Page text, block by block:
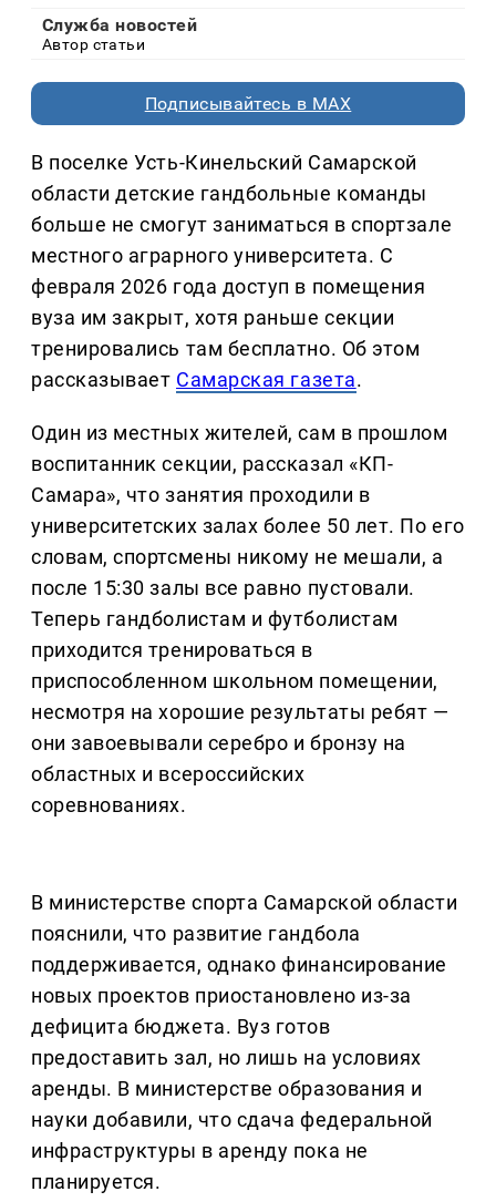
Служба новостей
Автор статьи
Подписывайтесь в MAX
В поселке Усть-Кинельский Самарской
области детские гандбольные команды
больше не смогут заниматься в спортзале
местного аграрного университета. С
февраля 2026 года доступ в помещения
вуза им закрыт, хотя раньше секции
тренировались там бесплатно. Об этом
рассказывает Самарская газета.
Один из местных жителей, сам в прошлом
воспитанник секции, рассказал «КП-
Самара», что занятия проходили в
университетских залах более 50 лет. По его
словам, спортсмены никому не мешали, а
после 15:30 залы все равно пустовали.
Теперь гандболистам и футболистам
приходится тренироваться в
приспособленном школьном помещении,
несмотря на хорошие результаты ребят —
они завоевывали серебро и бронзу на
областных и всероссийских
соревнованиях.
В министерстве спорта Самарской области
пояснили, что развитие гандбола
поддерживается, однако финансирование
новых проектов приостановлено из-за
дефицита бюджета. Вуз готов
предоставить зал, но лишь на условиях
аренды. В министерстве образования и
науки добавили, что сдача федеральной
инфраструктуры в аренду пока не
планируется.